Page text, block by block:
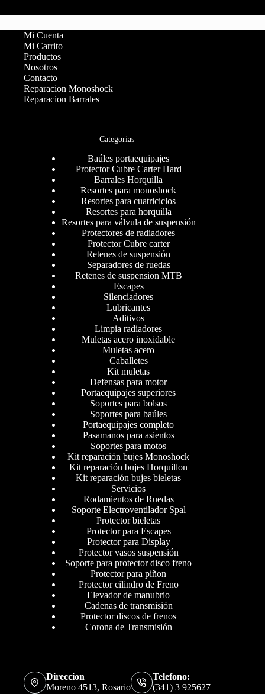
Mi Cuenta
Mi Carrito
Productos
Nosotros
Contacto
Reparacion Monoshock
Reparacion Barrales
Categorias
Baúles portaequipajes
Protector Cubre Carter Hard
Barrales Horquilla
Resortes para monoshock
Resortes para cuatriciclos
Resortes para horquilla
Resortes para válvula de suspensión
Protectores de radiadores
Protector Cubre carter
Retenes de suspensión
Separadores de ruedas
Retenes de suspension MTB
Escapes
Silenciadores
Lubricantes
Aditivos
Limpia radiadores
Muletas acero inoxidable
Muletas acero
Caballetes
Kit muletas
Defensas para motor
Portaequipajes superiores
Soportes para bolsos
Soportes para baúles
Portaequipajes completo
Pasamanos para asientos
Soportes para motos
Kit reparación bujes Monoshock
Kit reparación bujes Horquillon
Kit reparación bujes bieletas
Servicios
Rodamientos de Ruedas
Soporte Electroventilador Spal
Protector bieletas
Protector para Escapes
Protector para Display
Protector vasos suspensión
Soporte para protector disco freno
Protector para piñon
Protector cilindro de Freno
Elevador de manubrio
Cadenas de transmisión
Protector discos de frenos
Corona de Transmisión
Direccion
Moreno 4513, Rosario
Telefono:
(341) 3 925627